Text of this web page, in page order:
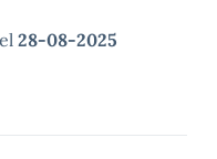
28-08-2025